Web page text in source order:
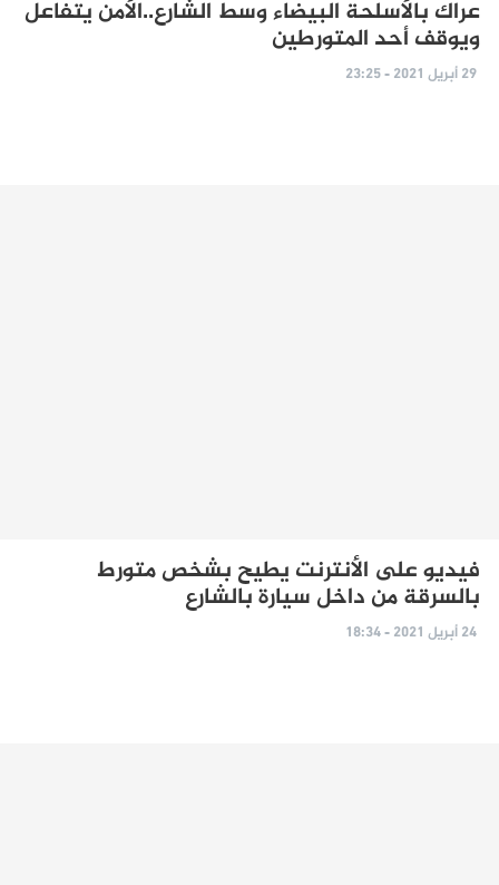
عراك بالأسلحة البيضاء وسط الشارع..الأمن يتفاعل
ويوقف أحد المتورطين
29 أبريل 2021 - 23:25
فيديو على الأنترنت يطيح بشخص متورط
بالسرقة من داخل سيارة بالشارع
24 أبريل 2021 - 18:34